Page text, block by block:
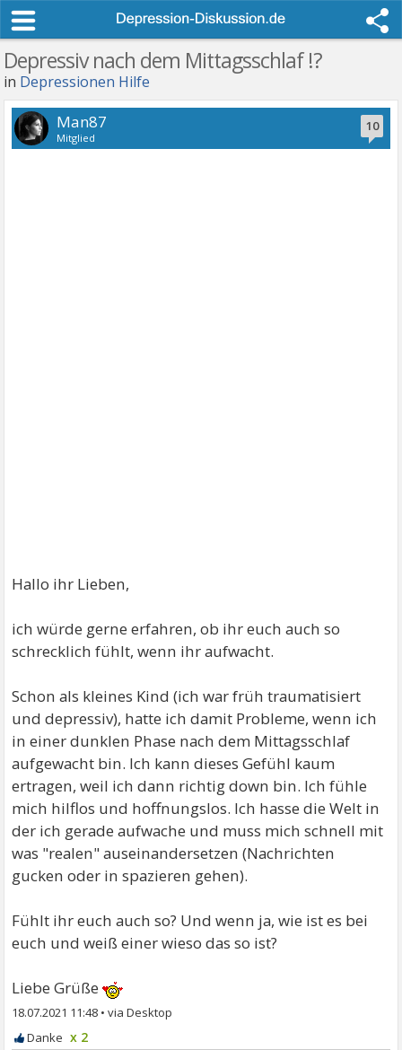
Depressiv nach dem Mittagsschlaf !?
in Depressionen Hilfe
10
Man87
Mitglied
Hallo ihr Lieben,
ich würde gerne erfahren, ob ihr euch auch so
schrecklich fühlt, wenn ihr aufwacht.
Schon als kleines Kind (ich war früh traumatisiert
und depressiv), hatte ich damit Probleme, wenn ich
in einer dunklen Phase nach dem Mittagsschlaf
aufgewacht bin. Ich kann dieses Gefühl kaum
ertragen, weil ich dann richtig down bin. Ich fühle
mich hilflos und hoffnungslos. Ich hasse die Welt in
der ich gerade aufwache und muss mich schnell mit
was "realen" auseinandersetzen (Nachrichten
gucken oder in spazieren gehen).
Fühlt ihr euch auch so? Und wenn ja, wie ist es bei
euch und weiß einer wieso das so ist?
Liebe Grüße
18.07.2021 11:48 •
x 2